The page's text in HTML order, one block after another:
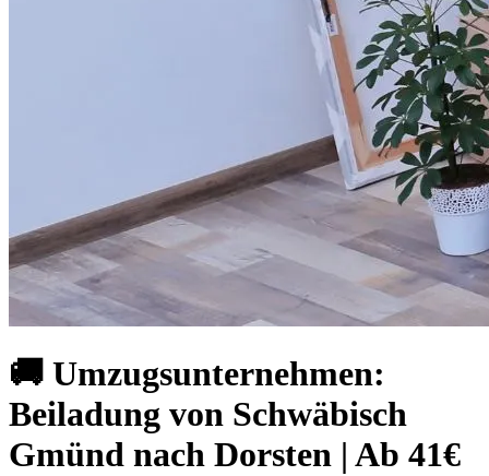
🚚 Umzugsunternehmen:
Beiladung von Schwäbisch
Gmünd nach Dorsten | Ab 41€